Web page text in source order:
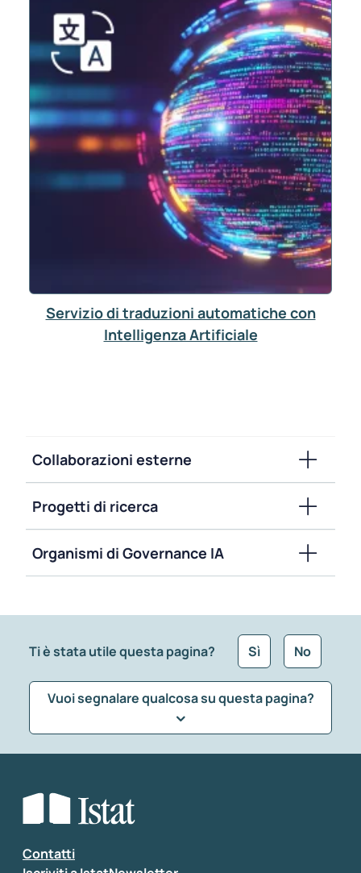
Servizio di traduzioni automatiche con
Intelligenza Artificiale
Collaborazioni esterne
Progetti di ricerca
Organismi di Governance IA
Ti è stata utile questa pagina? Sì No
Vuoi segnalare qualcosa su questa pagina?
Seleziona la tipologia della segnalazione
Inserisci il tuo commento
Contatti